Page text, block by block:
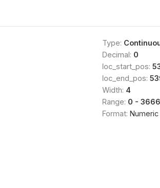
Type:
Decimal: 0
loc_start_pos:
loc_end_pos:
Width: 4
Range: 0 - 3666
Format: Numeric